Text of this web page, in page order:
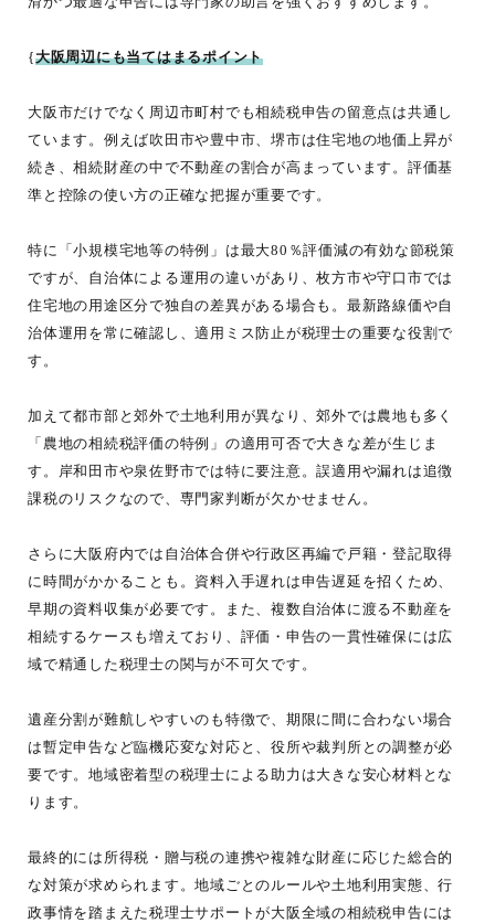
{大阪周辺にも当てはまるポイント
大阪市だけでなく周辺市町村でも相続税申告の留意点は共通し
ています。例えば吹田市や豊中市、堺市は住宅地の地価上昇が
続き、相続財産の中で不動産の割合が高まっています。評価基
準と控除の使い方の正確な把握が重要です。
特に「小規模宅地等の特例」は最大80％評価減の有効な節税策
ですが、自治体による運用の違いがあり、枚方市や守口市では
住宅地の用途区分で独自の差異がある場合も。最新路線価や自
治体運用を常に確認し、適用ミス防止が税理士の重要な役割で
す。
加えて都市部と郊外で土地利用が異なり、郊外では農地も多く
「農地の相続税評価の特例」の適用可否で大きな差が生じま
す。岸和田市や泉佐野市では特に要注意。誤適用や漏れは追徴
課税のリスクなので、専門家判断が欠かせません。
さらに大阪府内では自治体合併や行政区再編で戸籍・登記取得
に時間がかかることも。資料入手遅れは申告遅延を招くため、
早期の資料収集が必要です。また、複数自治体に渡る不動産を
相続するケースも増えており、評価・申告の一貫性確保には広
域で精通した税理士の関与が不可欠です。
遺産分割が難航しやすいのも特徴で、期限に間に合わない場合
は暫定申告など臨機応変な対応と、役所や裁判所との調整が必
要です。地域密着型の税理士による助力は大きな安心材料とな
ります。
最終的には所得税・贈与税の連携や複雑な財産に応じた総合的
な対策が求められます。地域ごとのルールや土地利用実態、行
政事情を踏まえた税理士サポートが大阪全域の相続税申告には